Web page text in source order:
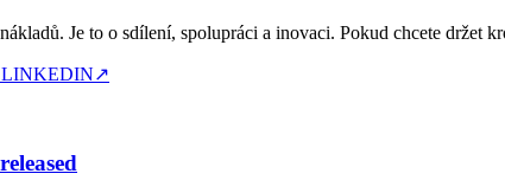
Je to o sdílení, spolupráci a inovaci. Pokud chcete držet
LINKEDIN↗